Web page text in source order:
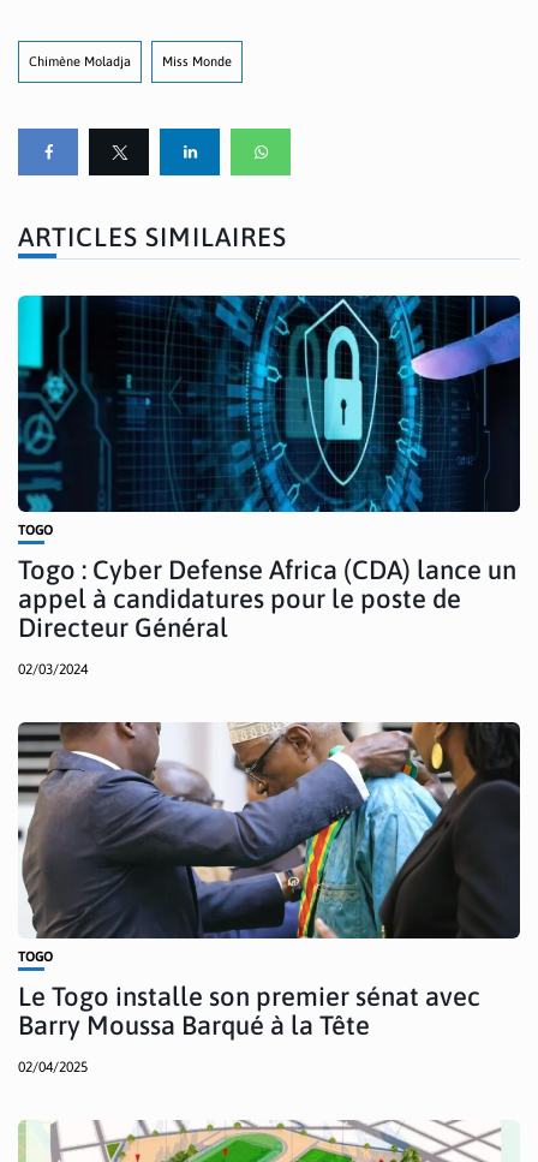
Chimène Moladja Miss Monde
ARTICLES SIMILAIRES
TOGO
Togo : Cyber Defense Africa (CDA) lance un
appel à candidatures pour le poste de
Directeur Général
02/03/2024
TOGO
Le Togo installe son premier sénat avec
Barry Moussa Barqué à la Tête
02/04/2025